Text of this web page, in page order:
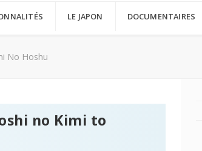
LE JAPON DOCUMENTAIRES
No Hoshu
no Kimi to